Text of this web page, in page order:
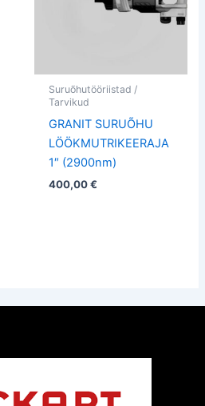
Suruõhutööriistad /
Tarvikud
GRANIT SURUÕHU
LÖÖKMUTRIKEERAJA
1″ (2900nm)
400,00€